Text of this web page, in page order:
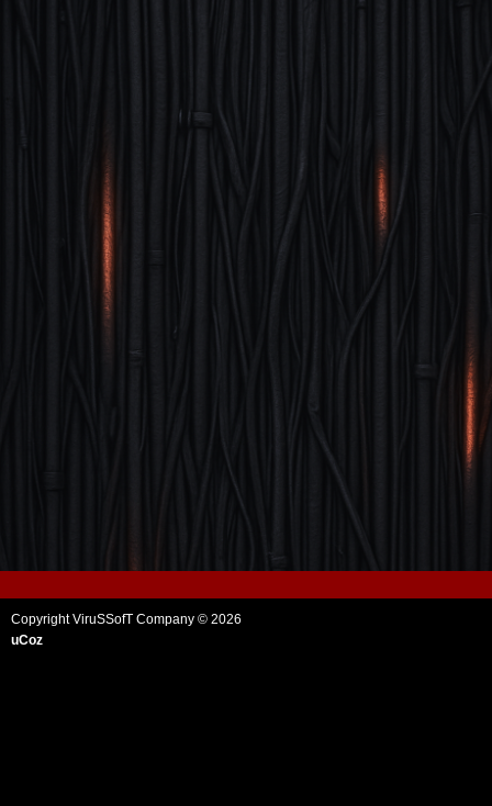
Copyright ViruSSofT Company © 2026
uCoz